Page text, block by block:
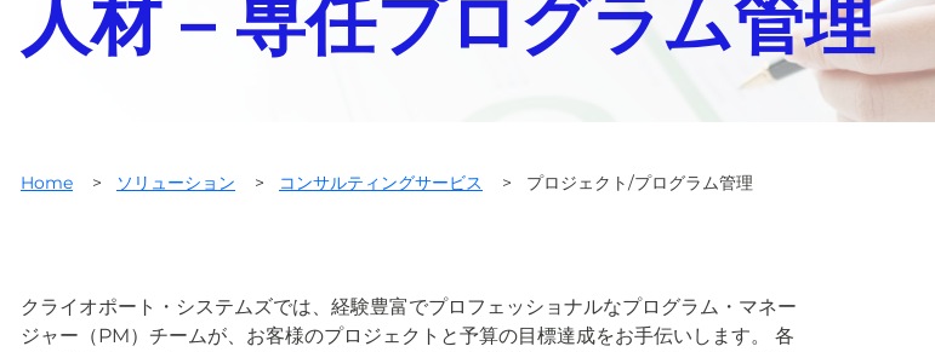
人材 – 専任プログラム管理
Home > ソリューション > コンサルティングサービス > プロジェクト/プログラム管理
クライオポート・システムズでは、経験豊富でプロフェッショナルなプログラム・マネー
ジャー（PM）チームが、お客様のプロジェクトと予算の目標達成をお手伝いします。 各